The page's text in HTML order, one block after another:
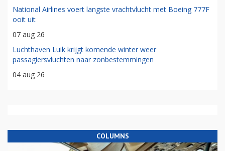
National Airlines voert langste vrachtvlucht met Boeing 777F
ooit uit
07 aug 26
Luchthaven Luik krijgt komende winter weer
passagiersvluchten naar zonbestemmingen
04 aug 26
COLUMNS